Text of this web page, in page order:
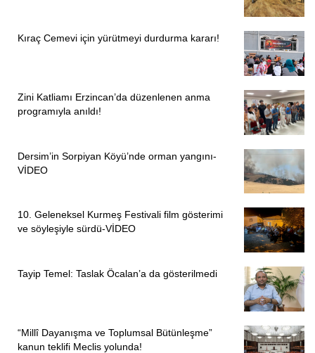
Kıraç Cemevi için yürütmeyi durdurma kararı!
Zini Katliamı Erzincan’da düzenlenen anma
programıyla anıldı!
Dersim’in Sorpiyan Köyü’nde orman yangını-
VİDEO
10. Geleneksel Kurmeş Festivali film gösterimi
ve söyleşiyle sürdü-VİDEO
Tayip Temel: Taslak Öcalan’a da gösterilmedi
“Millî Dayanışma ve Toplumsal Bütünleşme”
kanun teklifi Meclis yolunda!